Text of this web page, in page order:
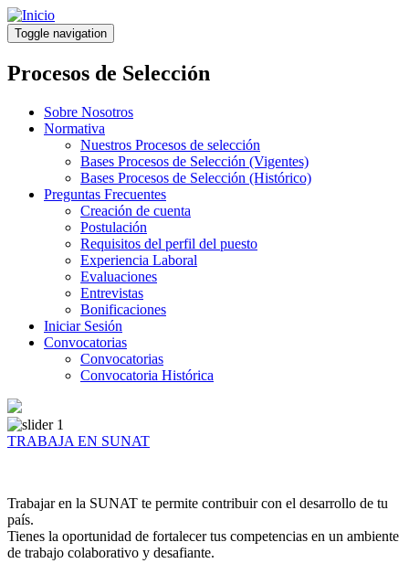
Pasar
al
contenido
principal
Toggle navigation
Procesos de Selección
Sobre Nosotros
Normativa
Nuestros Procesos de selección
Bases Procesos de Selección (Vigentes)
Bases Procesos de Selección (Histórico)
Preguntas Frecuentes
Creación de cuenta
Postulación
Requisitos del perfil del puesto
Experiencia Laboral
Evaluaciones
Entrevistas
Bonificaciones
Iniciar Sesión
Convocatorias
Convocatorias
Convocatoria Histórica
TRABAJA EN SUNAT
Trabajar en la SUNAT te permite contribuir con el desarrollo de tu
país.
Tienes la oportunidad de fortalecer tus competencias en un ambiente
de trabajo colaborativo y desafiante.